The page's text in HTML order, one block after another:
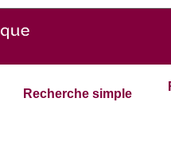
Recherche simple